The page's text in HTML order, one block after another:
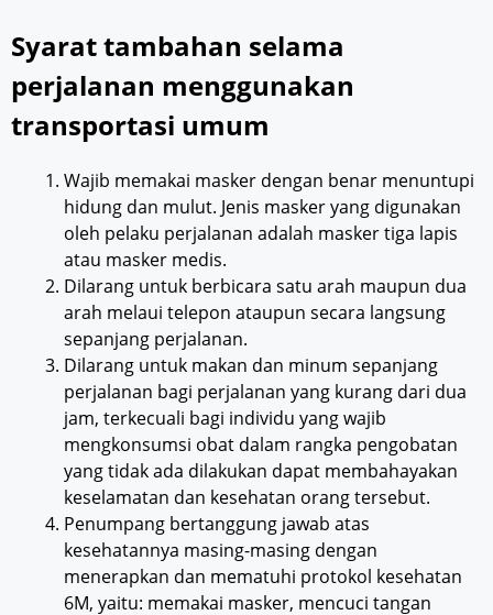
Syarat tambahan selama
perjalanan menggunakan
transportasi umum
Wajib memakai masker dengan benar menuntupi
hidung dan mulut. Jenis masker yang digunakan
oleh pelaku perjalanan adalah masker tiga lapis
atau masker medis.
Dilarang untuk berbicara satu arah maupun dua
arah melaui telepon ataupun secara langsung
sepanjang perjalanan.
Dilarang untuk makan dan minum sepanjang
perjalanan bagi perjalanan yang kurang dari dua
jam, terkecuali bagi individu yang wajib
mengkonsumsi obat dalam rangka pengobatan
yang tidak ada dilakukan dapat membahayakan
keselamatan dan kesehatan orang tersebut.
Penumpang bertanggung jawab atas
kesehatannya masing-masing dengan
menerapkan dan mematuhi protokol kesehatan
6M, yaitu: memakai masker, mencuci tangan